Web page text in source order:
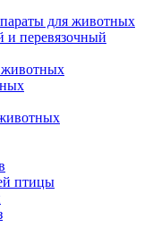
для животных
и перевязочный
животных
птицы